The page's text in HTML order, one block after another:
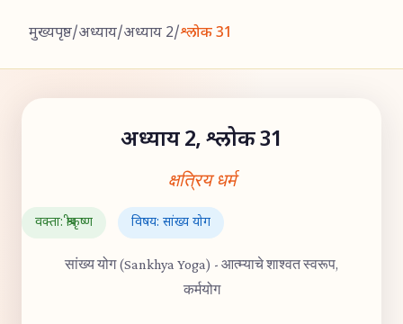
मुख्यपृष्ठ/अध्याय/अध्याय 2/श्लोक 31
अध्याय 2, श्लोक 31
क्षत्रिय धर्म
वक्ता: श्रीकृष्ण विषय: सांख्य योग
सांख्य योग (Sankhya Yoga) - आत्म्याचे शाश्वत स्वरूप,
कर्मयोग